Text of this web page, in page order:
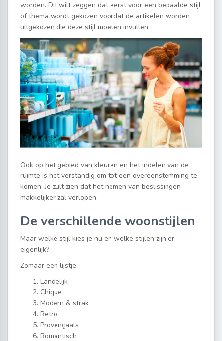
worden. Dit wilt zeggen dat eerst voor een bepaalde stijl
of thema wordt gekozen voordat de artikelen worden
uitgekozen die deze stijl moeten invullen.
Ook op het gebied van kleuren en het indelen van de
ruimte is het verstandig om tot een overeenstemming te
komen. Je zult zien dat het nemen van beslissingen
makkelijker zal verlopen.
De verschillende woonstijlen
Maar welke stijl kies je nu en welke stijlen zijn er
eigenlijk?
Zomaar een lijstje:
Landelijk
Chique
Modern & strak
Retro
Provençaals
Romantisch